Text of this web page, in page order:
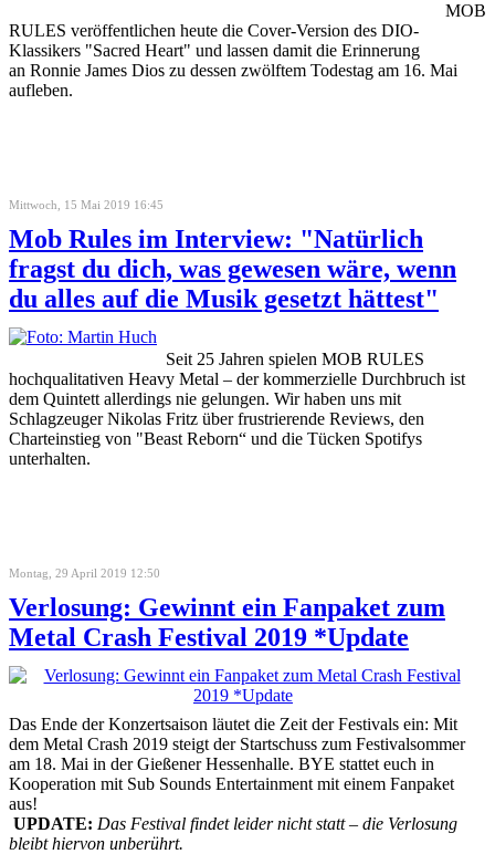
MOB
RULES veröffentlichen heute die Cover-Version des DIO-
Klassikers "Sacred Heart" und lassen damit die Erinnerung
an Ronnie James Dios zu dessen zwölftem Todestag am 16. Mai
aufleben.
Mittwoch, 15 Mai 2019 16:45
Mob Rules im Interview: "Natürlich
fragst du dich, was gewesen wäre, wenn
du alles auf die Musik gesetzt hättest"
Seit 25 Jahren spielen MOB RULES
hochqualitativen Heavy Metal – der kommerzielle Durchbruch ist
dem Quintett allerdings nie gelungen. Wir haben uns mit
Schlagzeuger Nikolas Fritz über frustrierende Reviews, den
Charteinstieg von "Beast Reborn“ und die Tücken Spotifys
unterhalten.
Montag, 29 April 2019 12:50
Verlosung: Gewinnt ein Fanpaket zum
Metal Crash Festival 2019 *Update
Das Ende der Konzertsaison läutet die Zeit der Festivals ein: Mit
dem Metal Crash 2019 steigt der Startschuss zum Festivalsommer
am 18. Mai in der Gießener Hessenhalle. BYE stattet euch in
Kooperation mit Sub Sounds Entertainment mit einem Fanpaket
aus!
UPDATE: Das Festival findet leider nicht statt – die Verlosung
bleibt hiervon unberührt.